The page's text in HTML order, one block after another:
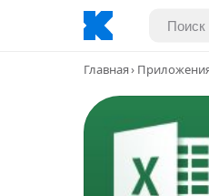
Главная